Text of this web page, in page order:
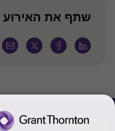
שתף את האירוע
צור קשר